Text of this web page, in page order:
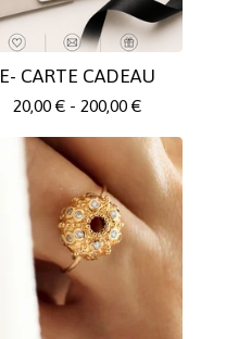
E- CARTE CADEAU
20,00 € - 200,00 €